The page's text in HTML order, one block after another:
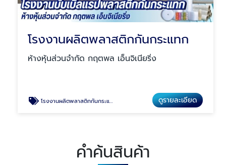
โรงงานผลิตพลาสติกกันกระแทก
ห้างหุ้นส่วนจำกัด กฤตพล เอ็นจิเนียริ่ง
โรงงานผลิตพลาสติกกันกระแทก ดูรายละเอียด
คำค้นสินค้า